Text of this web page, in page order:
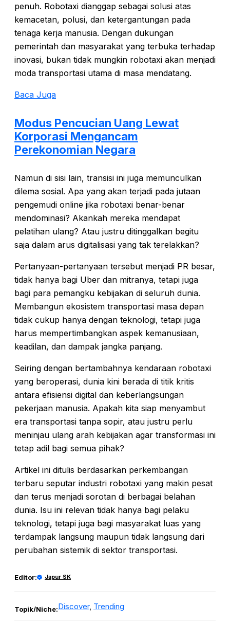
penuh. Robotaxi dianggap sebagai solusi atas
kemacetan, polusi, dan ketergantungan pada
tenaga kerja manusia. Dengan dukungan
pemerintah dan masyarakat yang terbuka terhadap
inovasi, bukan tidak mungkin robotaxi akan menjadi
moda transportasi utama di masa mendatang.
Baca Juga
Modus Pencucian Uang Lewat
Korporasi Mengancam
Perekonomian Negara
Namun di sisi lain, transisi ini juga memunculkan
dilema sosial. Apa yang akan terjadi pada jutaan
pengemudi online jika robotaxi benar-benar
mendominasi? Akankah mereka mendapat
pelatihan ulang? Atau justru ditinggalkan begitu
saja dalam arus digitalisasi yang tak terelakkan?
Pertanyaan-pertanyaan tersebut menjadi PR besar,
tidak hanya bagi Uber dan mitranya, tetapi juga
bagi para pemangku kebijakan di seluruh dunia.
Membangun ekosistem transportasi masa depan
tidak cukup hanya dengan teknologi, tetapi juga
harus mempertimbangkan aspek kemanusiaan,
keadilan, dan dampak jangka panjang.
Seiring dengan bertambahnya kendaraan robotaxi
yang beroperasi, dunia kini berada di titik kritis
antara efisiensi digital dan keberlangsungan
pekerjaan manusia. Apakah kita siap menyambut
era transportasi tanpa sopir, atau justru perlu
meninjau ulang arah kebijakan agar transformasi ini
tetap adil bagi semua pihak?
Artikel ini ditulis berdasarkan perkembangan
terbaru seputar industri robotaxi yang makin pesat
dan terus menjadi sorotan di berbagai belahan
dunia. Isu ini relevan tidak hanya bagi pelaku
teknologi, tetapi juga bagi masyarakat luas yang
terdampak langsung maupun tidak langsung dari
perubahan sistemik di sektor transportasi.
Editor: Japur SK
Topik/Niche:Discover, Trending